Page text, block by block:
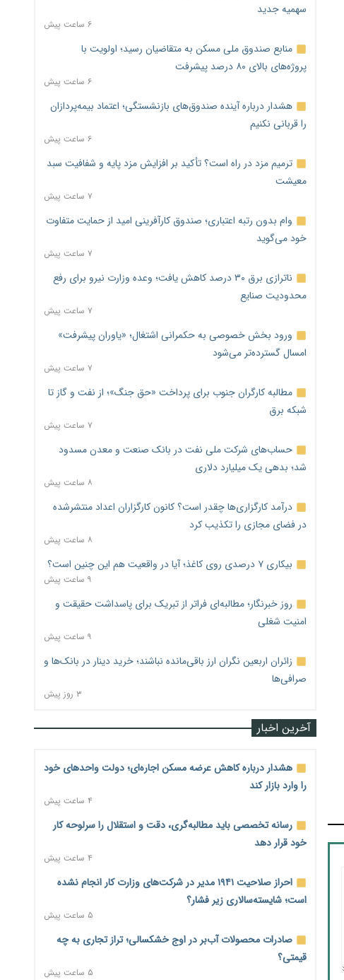
سهمیه جدید
۶ ساعت پیش
منابع صندوق ملی مسکن به متقاضیان رسید؛ اولویت با
پروژه‌های بالای ۸۰ درصد پیشرفت
۶ ساعت پیش
هشدار درباره آینده صندوق‌های بازنشستگی؛ اعتماد بیمه‌پردازان
را قربانی نکنیم
۶ ساعت پیش
ترمیم مزد در راه است؟ تأکید بر افزایش مزد پایه و شفافیت سبد
معیشت
۷ ساعت پیش
وام بدون رتبه اعتباری؛ صندوق کارآفرینی امید از حمایت متفاوت
خود می‌گوید
۷ ساعت پیش
ناترازی برق ۳۰ درصد کاهش یافت؛ وعده وزارت نیرو برای رفع
محدودیت صنایع
۷ ساعت پیش
ورود بخش خصوصی به حکمرانی اشتغال؛ «یاوران پیشرفت»
امسال گسترده‌تر می‌شود
۷ ساعت پیش
مطالبه کارگران جنوب برای پرداخت «حق جنگ»؛ از نفت و گاز تا
شبکه برق
۷ ساعت پیش
حساب‌های شرکت ملی نفت در بانک صنعت و معدن مسدود
شد؛ بدهی یک میلیارد دلاری
۸ ساعت پیش
درآمد کارگزاری‌ها چقدر است؟ کانون کارگزاران اعداد منتشرشده
در فضای مجازی را تکذیب کرد
۸ ساعت پیش
بیکاری ۷ درصدی روی کاغذ؛ آیا در واقعیت هم این چنین است؟
۹ ساعت پیش
روز خبرنگار؛ مطالبه‌ای فراتر از تبریک برای پاسداشت حقیقت و
امنیت شغلی
۹ ساعت پیش
زائران اربعین نگران ارز باقی‌مانده نباشند؛ خرید دینار در بانک‌ها و
صرافی‌ها
۳ روز پیش
آخرین اخبار
هشدار درباره کاهش عرضه مسکن اجاره‌ای؛ دولت واحدهای خود
را وارد بازار کند
۴ ساعت پیش
رسانه تخصصی باید مطالبه‌گری، دقت و استقلال را سرلوحه کار
خود قرار دهد
۴ ساعت پیش
احراز صلاحیت ۱۹۴۱ مدیر در شرکت‌های وزارت کار انجام نشده
است؛ شایسته‌سالاری زیر فشار؟
۵ ساعت پیش
صادرات محصولات آب‌بر در اوج خشکسالی؛ تراز تجاری به چه
قیمتی؟
۵ ساعت پیش